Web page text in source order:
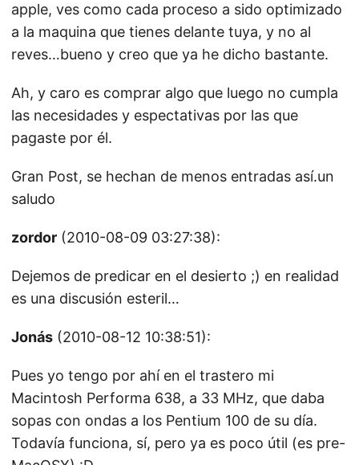
apple, ves como cada proceso a sido optimizado
a la maquina que tienes delante tuya, y no al
reves…bueno y creo que ya he dicho bastante.
Ah, y caro es comprar algo que luego no cumpla
las necesidades y espectativas por las que
pagaste por él.
Gran Post, se hechan de menos entradas así.un
saludo
zordor (2010-08-09 03:27:38):
Dejemos de predicar en el desierto ;) en realidad
es una discusión esteril…
Jonás (2010-08-12 10:38:51):
Pues yo tengo por ahí en el trastero mi
Macintosh Performa 638, a 33 MHz, que daba
sopas con ondas a los Pentium 100 de su día.
Todavía funciona, sí, pero ya es poco útil (es pre-